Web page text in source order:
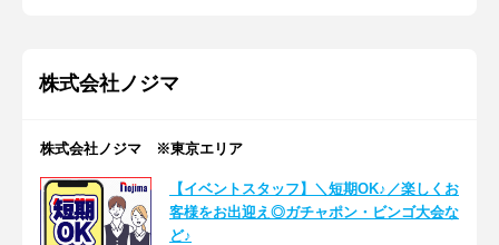
株式会社ノジマ
株式会社ノジマ ※東京エリア
【イベントスタッフ】＼短期OK♪／楽しくお
客様をお出迎え◎ガチャポン・ビンゴ大会な
ど♪